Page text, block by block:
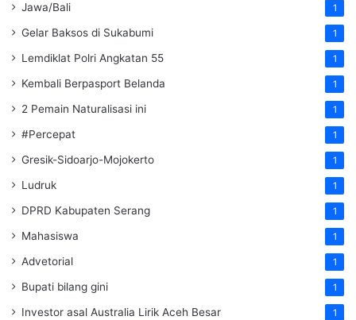
Jawa/Bali 1
Gelar Baksos di Sukabumi 1
Lemdiklat Polri Angkatan 55 1
Kembali Berpasport Belanda 1
2 Pemain Naturalisasi ini 1
#Percepat 1
Gresik-Sidoarjo-Mojokerto 1
Ludruk 1
DPRD Kabupaten Serang 1
Mahasiswa 1
Advetorial 1
Bupati bilang gini 1
Investor asal Australia Lirik Aceh Besar 1